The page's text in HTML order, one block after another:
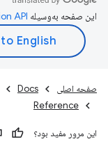
این صفحه به‌وسیله
صفحه اصلی Docs
Reference
این مرور مفید بود؟